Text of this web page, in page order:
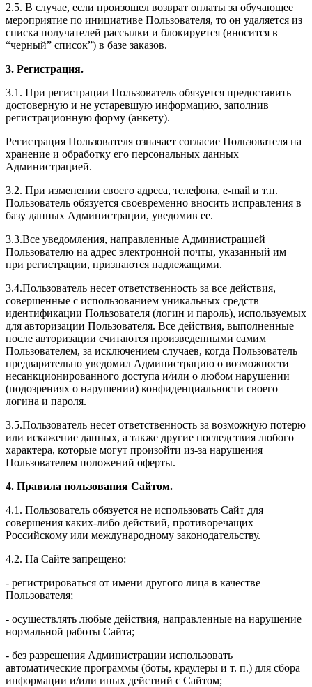
2.5. В случае, если произошел возврат оплаты за обучающее
мероприятие по инициативе Пользователя, то он удаляется из
списка получателей рассылки и блокируется (вносится в
“черный” список”) в базе заказов.
3. Регистрация.
3.1. При регистрации Пользователь обязуется предоставить
достоверную и не устаревшую информацию, заполнив
регистрационную форму (анкету).
Регистрация Пользователя означает согласие Пользователя на
хранение и обработку его персональных данных
Администрацией.
3.2. При изменении своего адреса, телефона, e-mail и т.п.
Пользователь обязуется своевременно вносить исправления в
базу данных Администрации, уведомив ее.
3.3.Все уведомления, направленные Администрацией
Пользователю на адрес электронной почты, указанный им
при регистрации, признаются надлежащими.
3.4.Пользователь несет ответственность за все действия,
совершенные с использованием уникальных средств
идентификации Пользователя (логин и пароль), используемых
для авторизации Пользователя. Все действия, выполненные
после авторизации считаются произведенными самим
Пользователем, за исключением случаев, когда Пользователь
предварительно уведомил Администрацию о возможности
несанкционированного доступа и/или о любом нарушении
(подозрениях о нарушении) конфиденциальности своего
логина и пароля.
3.5.Пользователь несет ответственность за возможную потерю
или искажение данных, а также другие последствия любого
характера, которые могут произойти из-за нарушения
Пользователем положений оферты.
4. Правила пользования Сайтом.
4.1. Пользователь обязуется не использовать Сайт для
совершения каких-либо действий, противоречащих
Российскому или международному законодательству.
4.2. На Сайте запрещено:
- регистрироваться от имени другого лица в качестве
Пользователя;
- осуществлять любые действия, направленные на нарушение
нормальной работы Сайта;
- без разрешения Администрации использовать
автоматические программы (боты, краулеры и т. п.) для сбора
информации и/или иных действий с Сайтом;